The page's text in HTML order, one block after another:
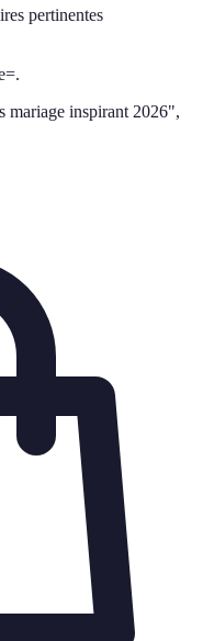
pertinentes
mariage inspirant 2026",